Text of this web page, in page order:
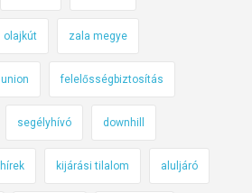
z
e
t
t
M
g
olajkút zala megye
union felelősségbiztosítás
segélyhívó downhill
hírek kijárási tilalom aluljáró